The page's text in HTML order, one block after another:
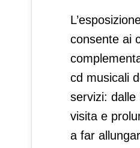
consente ai
cd musicali
servizi: dalle
visita e
a far